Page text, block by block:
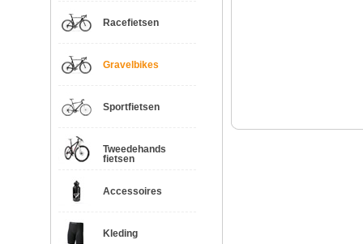
Racefietsen
Gravelbikes
Sportfietsen
Tweedehands
fietsen
Accessoires
Kleding